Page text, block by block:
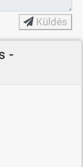
Küldés
-